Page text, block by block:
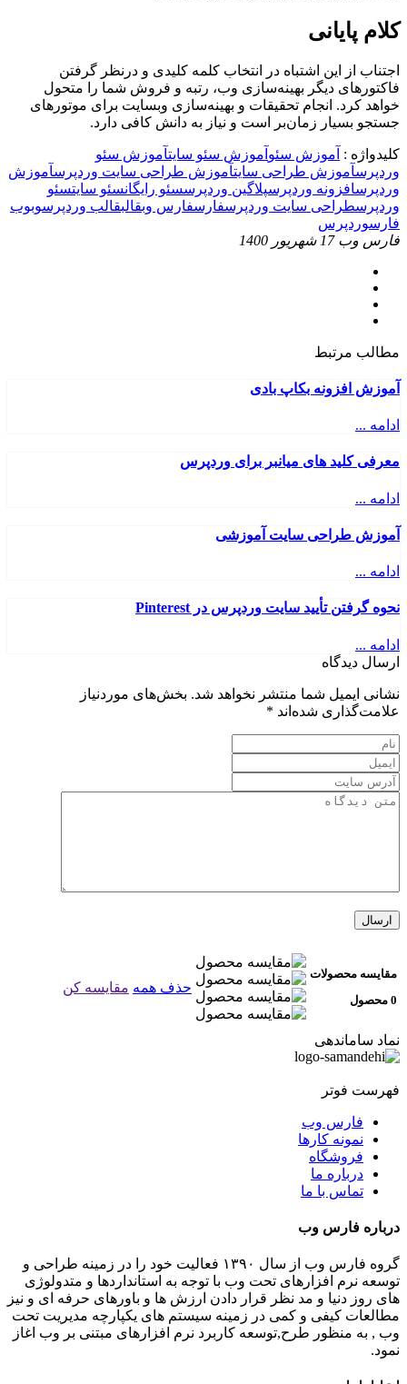
کلام پایانی
اجتناب از این اشتباه در انتخاب کلمه کلیدی و درنظر گرفتن
فاکتورهای دیگر بهینه‌سازی وب، رتبه و فروش شما را متحول
خواهد کرد. انجام تحقیقات و بهینه‌سازی وبسایت برای موتورهای
جستجو بسیار زمان‌بر است و نیاز به دانش کافی دارد.
کلیدواژه : آموزش سئو آموزش سئو سایتآموزش سئو
وردپرسآموزش طراحی سایتآموزش طراحی سایت وردپرسآموزش
وردپرسافزونه وردپرسپلاگین وردپرسسئو رایگانسئو سایتسئو
وردپرسطراحی سایت وردپرسفارسفارس وبقالبقالب وردپرسوبوب
فارسوردپرس
فارس وب 17 شهریور 1400
مطالب مرتبط
آموزش افزونه بکاپ بادی
ادامه ...
معرفی کلید های میانبر برای وردپرس
ادامه ...
آموزش طراحی سایت آموزشی
ادامه ...
نحوه گرفتن تأیید سایت وردپرس در Pinterest
ادامه ...
ارسال دیدگاه
نشانی ایمیل شما منتشر نخواهد شد. بخش‌های موردنیاز
علامت‌گذاری شده‌اند *
مقایسه محصولات
0 محصول
حذف همه مقایسه کن
نماد ساماندهی
فهرست فوتر
فارس وب
نمونه کارها
فروشگاه
درباره ما
تماس با ما
درباره فارس وب
گروه فارس وب از سال ۱۳۹۰ فعالیت خود را در زمینه طراحی و
توسعه نرم افزارهای تحت وب با توجه به استانداردها و متدولوژی
های روز دنیا و مد نظر قرار دادن ارزش ها و باورهای حرفه ای و نیز
مطالعات کیفی و کمی در زمینه سیستم های یکپارچه مدیریت تحت
وب , به منظور طرح,توسعه کاربرد نرم افزارهای مبتنی بر وب اغاز
نمود.